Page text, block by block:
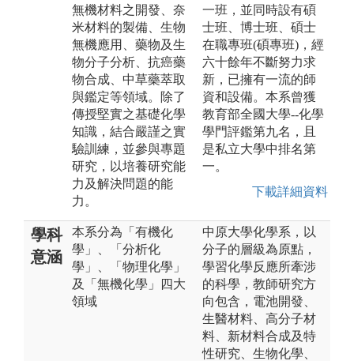
無機材料之開發、奈
米材料的製備、生物
無機應用、藥物及生
物分子分析、抗癌藥
物合成、中草藥萃取
與鑑定等領域。除了
傳授堅實之基礎化學
知識，結合嚴謹之實
驗訓練，並參與專題
研究，以培養研究能
力及解決問題的能
力。
一班，並同時設有碩
士班、博士班、碩士
在職專班(碩專班)，經
六十餘年不斷努力求
新，已擁有一流的師
資和設備。本系曾獲
教育部全國大學--化學
學門評鑑第九名，且
是私立大學中排名第
一。
下載詳細資料
學科
意涵
本系分為「有機化
學」、「分析化
學」、「物理化學」
及「無機化學」四大
領域
中原大學化學系，以
分子的層級為原點，
學習化學反應所牽涉
的科學，教師研究方
向包含，電池開發、
生醫材料、高分子材
料、新材料合成及特
性研究、生物化學、